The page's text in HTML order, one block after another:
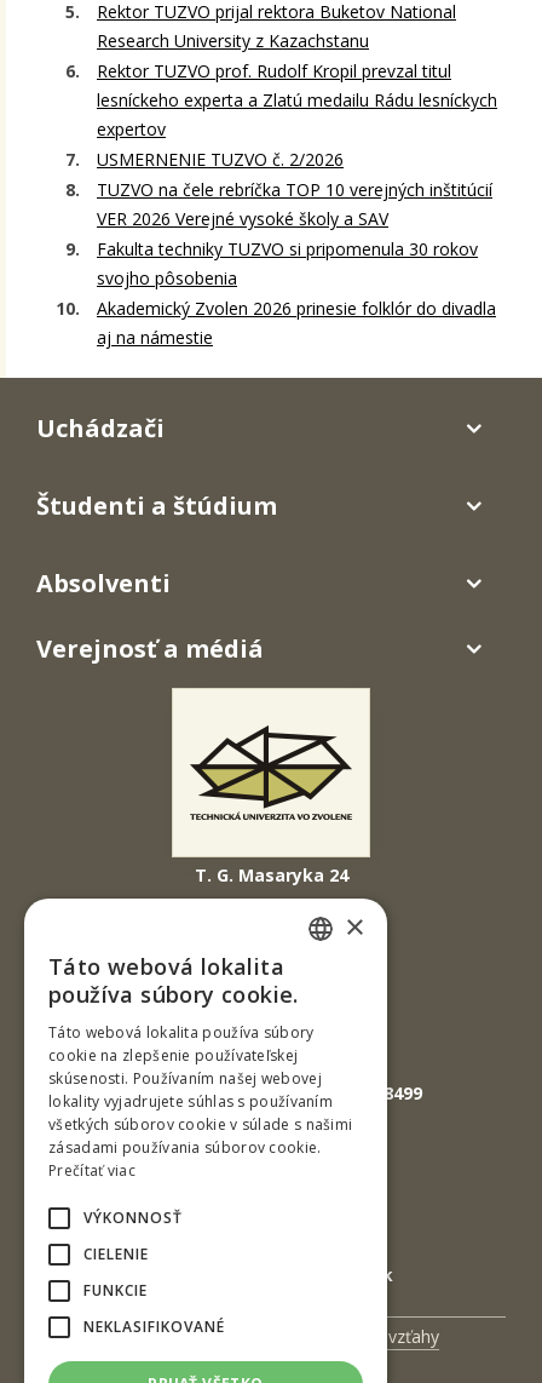
Rektor TUZVO prijal rektora Buketov National
Research University z Kazachstanu
Rektor TUZVO prof. Rudolf Kropil prevzal titul
lesníckeho experta a Zlatú medailu Rádu lesníckych
expertov
USMERNENIE TUZVO č. 2/2026
TUZVO na čele rebríčka TOP 10 verejných inštitúcií
VER 2026 Verejné vysoké školy a SAV
Fakulta techniky TUZVO si pripomenula 30 rokov
svojho pôsobenia
Akademický Zvolen 2026 prinesie folklór do divadla
aj na námestie
T. G. Masaryka 24
960 01 Zvolen
Slovenská republika
Tel.: +421-45-520 61 11
Fax: +421-45-533 00 27
E-mail: info@tuzvo.sk
GPS súradnice: 48.572024,19.118499
E-mail: podatelna@tuzvo.sk
Uchádzači
Študenti a štúdium
Absolventi
Verejnosť a médiá
Univerzitný magazín
Medzinárodné vzťahy
Veda a výskum
Zamestnanci
×
Táto webová lokalita
používa súbory cookie.
Táto webová lokalita používa súbory
cookie na zlepšenie používateľskej
skúsenosti. Používaním našej webovej
lokality vyjadrujete súhlas s používaním
všetkých súborov cookie v súlade s našimi
zásadami používania súborov cookie.
Prečítať viac
VÝKONNOSŤ
CIELENIE
FUNKCIE
NEKLASIFIKOVANÉ